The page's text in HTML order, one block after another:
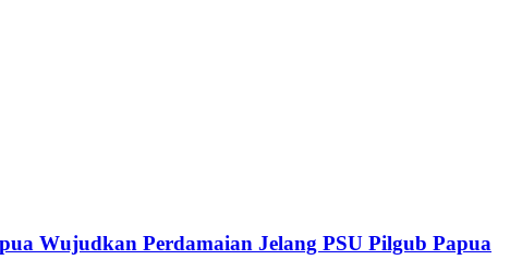
Wujudkan Perdamaian Jelang PSU Pilgub Papua